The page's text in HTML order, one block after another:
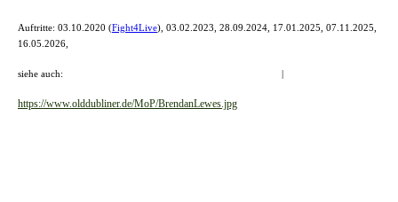
Auftritte: 03.10.2020 (Fight4Live), 03.02.2023, 28.09.2024, 17.01.2025, 07.11.2025,
16.05.2026,
siehe auch:
https://www.olddubliner.de/MoP/BrendanLewes.jpg